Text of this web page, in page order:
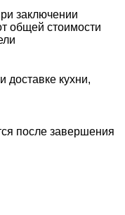
заключении
общей стоимости
доставке кухни,
после завершения